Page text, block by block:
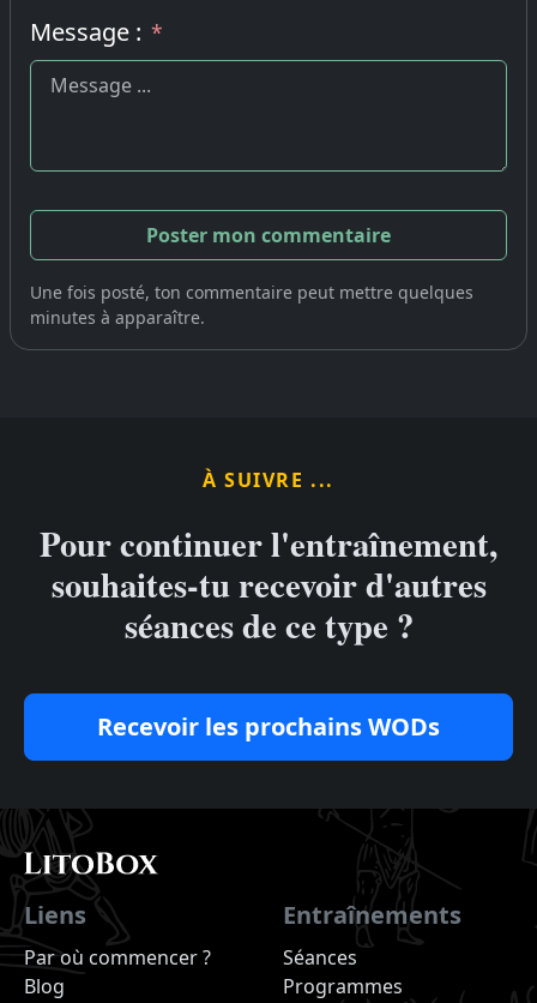
Message : *
Une fois posté, ton commentaire peut mettre quelques
minutes à apparaître.
À SUIVRE ...
Pour continuer l'entraînement,
souhaites-tu recevoir d'autres
séances de ce type ?
Recevoir les prochains WODs
Liens
Par où commencer ?
Blog
Entraînements
Séances
Programmes